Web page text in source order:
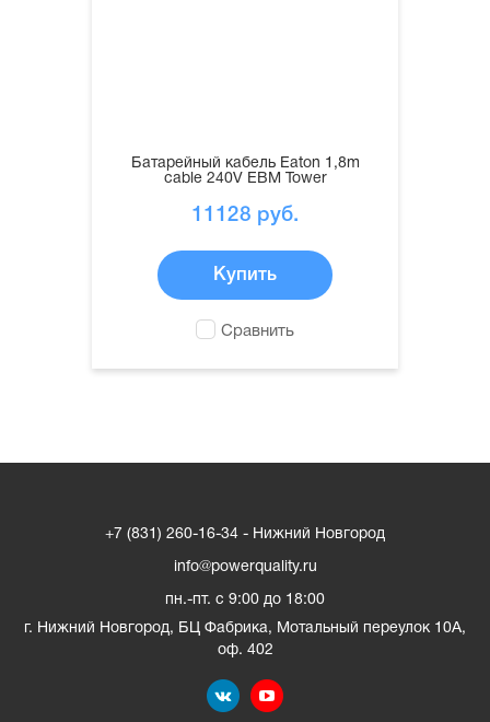
Батарейный кабель Eaton 1,8m
cable 240V EBM Tower
11128 руб.
Купить
Сравнить
+7 (831) 260-16-34 - Нижний Новгород
info@powerquality.ru
пн.-пт. с 9:00 до 18:00
г. Нижний Новгород, БЦ Фабрика, Мотальный переулок 10А,
оф. 402